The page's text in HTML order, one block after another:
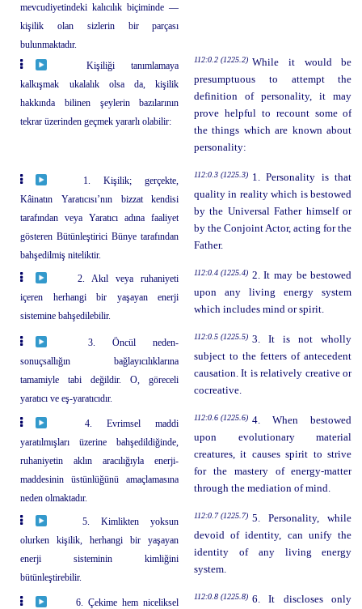
mevcudiyetindeki kalıcılık biçiminde —
kişilik olan sizlerin bir parçası
bulunmaktadır.
Kişiliği tanımlamaya
kalkışmak ukalalık olsa da, kişilik
hakkında bilinen şeylerin bazılarının
tekrar üzerinden geçmek yararlı olabilir:
112:0.2 (1225.2) While it would be
presumptuous to attempt the
definition of personality, it may
prove helpful to recount some of
the things which are known about
personality:
1. Kişilik; gerçekte,
Kâinatın Yaratıcısı’nın bizzat kendisi
tarafından veya Yaratıcı adına faaliyet
gösteren Bütünleştirici Bünye tarafından
bahşedilmiş niteliktir.
112:0.3 (1225.3) 1. Personality is that
quality in reality which is bestowed
by the Universal Father himself or
by the Conjoint Actor, acting for the
Father.
2. Akıl veya ruhaniyeti
içeren herhangi bir yaşayan enerji
sistemine bahşedilebilir.
112:0.4 (1225.4) 2. It may be bestowed
upon any living energy system
which includes mind or spirit.
3. Öncül neden-
sonuçsallığın bağlayıcılıklarına
tamamiyle tabi değildir. O, göreceli
yaratıcı ve eş-yaratıcıdır.
112:0.5 (1225.5) 3. It is not wholly
subject to the fetters of antecedent
causation. It is relatively creative or
cocreative.
4. Evrimsel maddi
yaratılmışları üzerine bahşedildiğinde,
ruhaniyetin aklın aracılığıyla enerji-
maddesinin üstünlüğünü amaçlamasına
neden olmaktadır.
112:0.6 (1225.6) 4. When bestowed
upon evolutionary material
creatures, it causes spirit to strive
for the mastery of energy-matter
through the mediation of mind.
5. Kimlikten yoksun
olurken kişilik, herhangi bir yaşayan
enerji sisteminin kimliğini
bütünleştirebilir.
112:0.7 (1225.7) 5. Personality, while
devoid of identity, can unify the
identity of any living energy
system.
6. Çekime hem niceliksel
112:0.8 (1225.8) 6. It discloses only